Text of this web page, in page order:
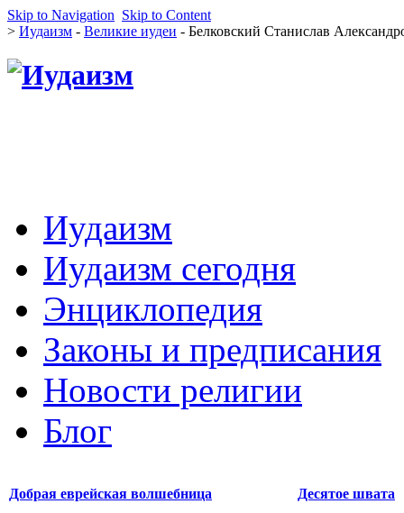
Skip to Navigation Skip to Content
> Иудаизм - Великие иудеи - Белковский Станислав
Иудаизм
Иудаизм сегодня
Энциклопедия
Законы и предписания
Новости религии
Блог
Добрая еврейская волшебница Десятое швата